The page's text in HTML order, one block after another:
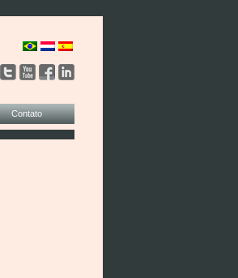
Contato